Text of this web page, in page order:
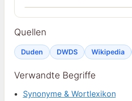
Quellen
Duden DWDS Wikipedia
Verwandte Begriffe
Synonyme & Wortlexikon